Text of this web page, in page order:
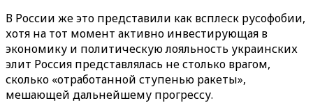
В России же это представили как всплеск русофобии,
хотя на тот момент активно инвестирующая в
экономику и политическую лояльность украинских
элит Россия представлялась не столько врагом,
сколько «отработанной ступенью ракеты»,
мешающей дальнейшему прогрессу.